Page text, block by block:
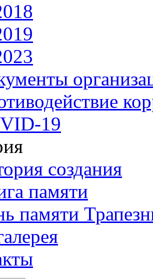
19
создания
памяти
памяти